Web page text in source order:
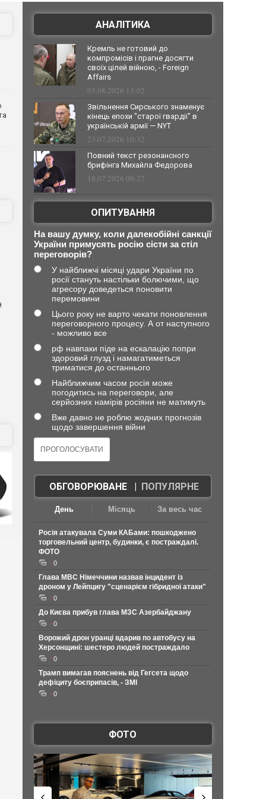
АНАЛІТИКА
Кремль не готовий до
компромісів і прагне досягти
своїх цілей війною, - Foreign
Affairs
03.08.2026 13:02
Звільнення Сирського знаменує
кінець епохи "старої гвардії" в
українській армії — NYT
23.07.2026 10:32
Повний текст резонансного
брифінга Михайла Федорова
18.07.2026 09:27
ОПИТУВАННЯ
На вашу думку, коли далекобійні санкції
України примусять росію сісти за стіл
переговорів?
У найближчі місяці удари України по
росії стануть настільки болючими, що
агресору доведеться поновити
перемовини
Цього року не варто чекати поновлення
переговорного процесу. А от наступного
- можливо все
рф навпаки піде на ескалацію попри
здоровий глузд і намагатиметься
триматися до останнього
Найближчим часом росія може
погодитись на переговори, але
серйозних намірів росіяни не матимуть
Вже давно не роблю жодних прогнозів
щодо завершення війни
ОБГОВОРЮВАНЕ| ПОПУЛЯРНЕ
День Місяць За весь час
Росія атакувала Суми КАБами: пошкоджено
торговельний центр, будинки, є постраждалі.
ФОТО
0
Глава МВС Німеччини назвав інцидент із
дроном у Лейпцигу "сценарієм гібридної атаки"
0
До Києва прибув глава МЗС Азербайджану
0
Ворожий дрон уранці вдарив по автобусу на
Херсонщині: шестеро людей постраждало
0
Трамп вимагав пояснень від Гегсета щодо
дефіциту боєприпасів, - ЗМІ
0
ФОТО